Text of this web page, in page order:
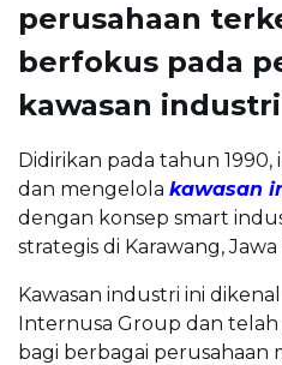
perusahaan
berfokus pada
kawasan
Didirikan pada tahun
dan mengelola kawasan
dengan konsep smart
strategis di Karawang, Jawa
Kawasan industri ini
Internusa Group dan
bagi berbagai perusahaan